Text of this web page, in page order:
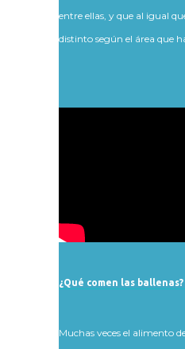
entre ellas, y que al igual
distinto según el área que
¿Qué comen las ballenas?
Muchas veces el alimento